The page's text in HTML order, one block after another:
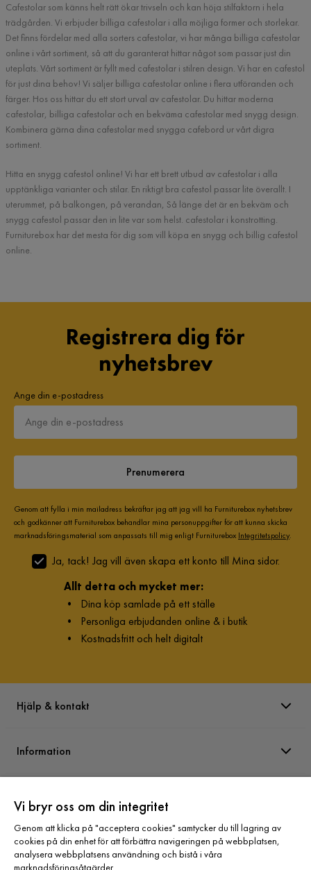
Cafestolar som känns helt rätt ökar trivseln och kan höja stilfaktorn i hela
trädgården. Vi erbjuder billiga cafestolar i alla möjliga former och storlekar.
Det finns fördelar med alla sorters cafestolar, vi har många billiga cafestolar
online i vårt sortiment, så att du garanterat hittar något som passar just din
uteplats. Vårt sortiment är fyllt med cafestolar i stilren design. Vi har en cafestol
för just dina behov! Vi säljer billiga cafestolar online i flera utföranden och
färger. Hos oss hittar du ett stort urval av cafestolar. Du hittar moderna
cafestolar, billiga cafestolar och en bekväma cafestolar med snygg design.
Kombinera gärna dina cafestolar med snygga cafebord ur vårt digra
sortiment.
Hitta en snygg cafestol online! Vi har ett brett utbud av cafestolar i alla
upptänkliga varianter och stilar. En riktigt bra cafestol passar lite överallt. I
uterummet, på balkongen, på verandan, Så länge det är en bekväm och
snygg cafestol passar den in lite var som helst. cafestolar i konstrotting.
Furniturebox har det mesta för dig som vill köpa en snygg och billig cafestol
online.
Registrera dig för
nyhetsbrev
Ange din e-postadress
Prenumerera
Genom att fylla i min mailadress bekräftar jag att jag vill ha Furniturebox nyhetsbrev
och godkänner att Furniturebox behandlar mina personuppgifter för att kunna skicka
marknadsföringsmaterial som anpassats till mig enligt Furniturebox Integritetspolicy.
Ja, tack! Jag vill även skapa ett konto till Mina sidor.
Allt detta och mycket mer:
• Dina köp samlade på ett ställe
• Personliga erbjudanden online & i butik
• Kostnadsfritt och helt digitalt
Hjälp & kontakt
Information
Sortiment
Vi bryr oss om din integritet
Genom att klicka på "acceptera cookies" samtycker du till lagring av
cookies på din enhet för att förbättra navigeringen på webbplatsen,
analysera webbplatsens användning och bistå i våra
marknadsföringsåtgärder.